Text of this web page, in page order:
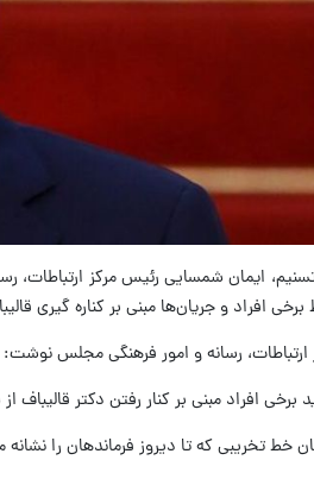
ایمان شمسایی رئیس مرکز
افراد و جریان‌ها مبنی بر کناره گیری
ارتباطات، رسانه و امور فرهنگی مجلس نوشت:
برخی افراد مبنی بر کنار رفتن دکتر
خط تخریبی که تا دیروز فرماندهان را